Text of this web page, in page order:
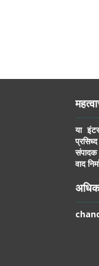
या
वाद
अधिक